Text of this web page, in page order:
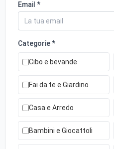
Email *
Categorie *
Cibo e bevande
Fai da te e Giardino
Casa e Arredo
Bambini e Giocattoli